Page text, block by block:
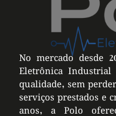
No mercado desde
Eletrônica
qualidade, sem
serviços prestados e
anos, a Polo